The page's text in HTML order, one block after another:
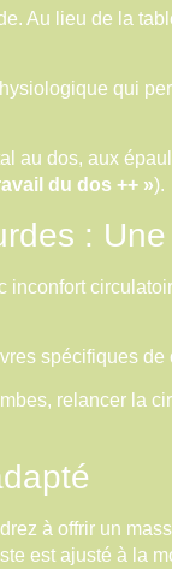
Au lieu de la
qui
au dos, aux
du dos ++ »).
:
inconfort
spécifiques de
relancer la
à offrir un
est ajusté à la